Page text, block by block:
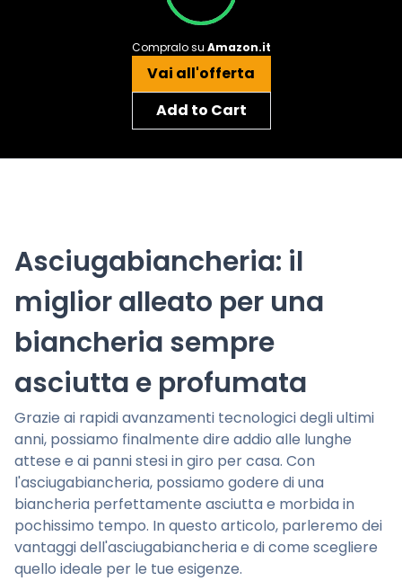
Compralo su Amazon.it
Vai all'offerta
Add to Cart
Asciugabiancheria: il
miglior alleato per una
biancheria sempre
asciutta e profumata
Grazie ai rapidi avanzamenti tecnologici degli ultimi
anni, possiamo finalmente dire addio alle lunghe
attese e ai panni stesi in giro per casa. Con
l'asciugabiancheria, possiamo godere di una
biancheria perfettamente asciutta e morbida in
pochissimo tempo. In questo articolo, parleremo dei
vantaggi dell'asciugabiancheria e di come scegliere
quello ideale per le tue esigenze.